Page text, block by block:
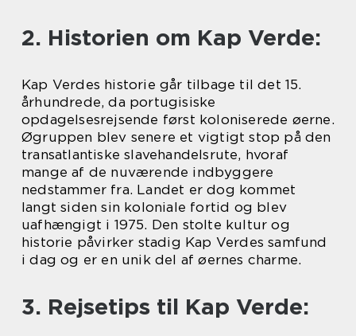
2. Historien om Kap Verde:
Kap Verdes historie går tilbage til det 15.
århundrede, da portugisiske
opdagelsesrejsende først koloniserede øerne.
Øgruppen blev senere et vigtigt stop på den
transatlantiske slavehandelsrute, hvoraf
mange af de nuværende indbyggere
nedstammer fra. Landet er dog kommet
langt siden sin koloniale fortid og blev
uafhængigt i 1975. Den stolte kultur og
historie påvirker stadig Kap Verdes samfund
i dag og er en unik del af øernes charme.
3. Rejsetips til Kap Verde: